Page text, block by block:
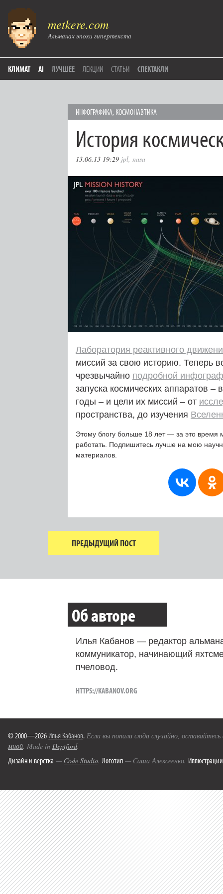
metkere.com
Альманах эпохи гипертекста
КЛИМАТ AI ЛУЧШЕЕ ЛЕКЦИИ СТАТЬИ СПЕКТАКЛИ
ИНФОГРАФИКА, КОСМОНАВТИКА
История
13.06.13 19:29 jpl, nasa
Лаборатория реактивного
миссий за свою историю. Теперь
чрезвычайно подробной
запуска космических аппаратов
годы – и цели их миссий – от
пространства, до изучения
Этому блогу больше 18 лет — за это время
работать. Подпишитесь лучше на мою
материалов.
ПРЕДЫДУЩИЙ ПОСТ
Об авторе
Илья Кабанов — редактор
коммуникатор, начинающий
пчеловод.
HTTPS://KABANOV.ORG
© 2000—2026 Илья Кабанов. Если вы попали сюда случайно,
мной. Made in Deptford.
Дизайн и верстка — Code Studio. Логотип — Саша Алексеенко. Иллюстрации